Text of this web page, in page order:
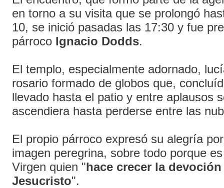
en torno a su visita que se prolongó
10, se inició pasadas las 17:30 y fue
párroco Ignacio Dodds.
El templo, especialmente adornado,
rosario formado de globos que,
llevado hasta el patio y entre aplausos
ascendiera hasta perderse entre las
El propio párroco expresó su alegría
imagen peregrina, sobre todo porque
Virgen quien "hace crecer la
Jesucristo".